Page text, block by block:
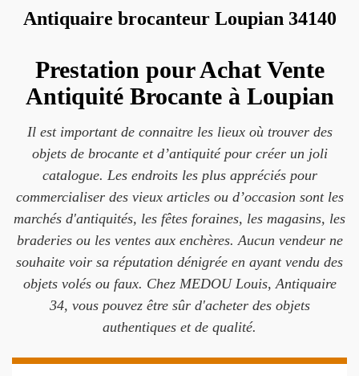
Antiquaire brocanteur Loupian 34140
Prestation pour Achat Vente
Antiquité Brocante à Loupian
Il est important de connaitre les lieux où trouver des
objets de brocante et d’antiquité pour créer un joli
catalogue. Les endroits les plus appréciés pour
commercialiser des vieux articles ou d’occasion sont les
marchés d'antiquités, les fêtes foraines, les magasins, les
braderies ou les ventes aux enchères. Aucun vendeur ne
souhaite voir sa réputation dénigrée en ayant vendu des
objets volés ou faux. Chez MEDOU Louis, Antiquaire
34, vous pouvez être sûr d'acheter des objets
authentiques et de qualité.